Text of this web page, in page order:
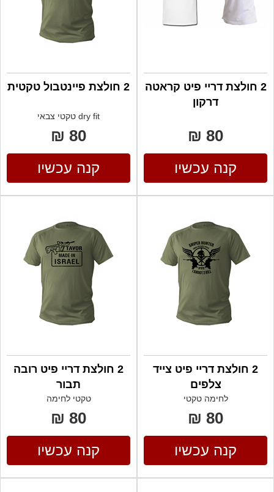
2 חולצת דריי פיט קראטה
דרקון
80 ₪
קנה עכשיו
2 חולצת פיינטבול טקטית
dry fit טקטי צבאי
80 ₪
קנה עכשיו
2 חולצת דריי פיט צייד
צלפים
לחימה טקטי
80 ₪
קנה עכשיו
2 חולצת דריי פיט רובה
תבור
טקטי לחימה
80 ₪
קנה עכשיו